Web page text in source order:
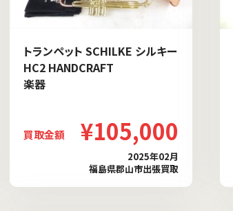
トランペット SCHILKE シルキー
HC2 HANDCRAFT
楽器
買取金額 ¥105,000
2025年02月
福島県郡山市出張買取